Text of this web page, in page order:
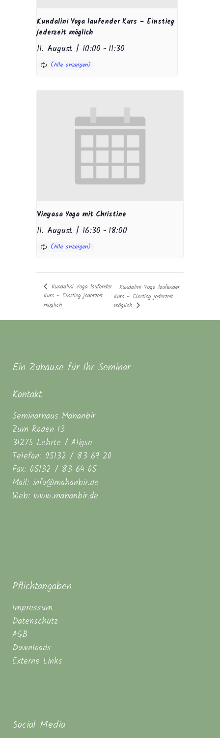
Kundalini Yoga laufender Kurs – Einstieg
jederzeit möglich
11. August | 10:00 -11:30
Vinyasa Yoga mit Christine
11. August | 16:30 -18:00
Kundalini Yoga laufender
Kurs – Einstieg jederzeit
möglich
Kundalini Yoga laufender
Kurs – Einstieg jederzeit
möglich
Ein Zuhause für Ihr Seminar
Kontakt
Seminarhaus Mahanbir
Zum Roden 13
31275 Lehrte / Aligse
Telefon: 05132 / 83 69 20
Fax: 05132 / 83 64 05
Mail: info@mahanbir.de
Web: www.mahanbir.de
Pflichtangaben
Impressum
Datenschutz
AGB
Downloads
Externe Links
Social Media